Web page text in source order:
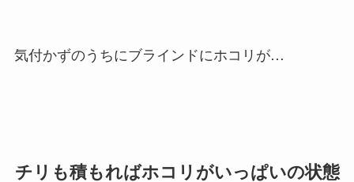
気付かずのうちにブラインドにホコリが…
チリも積もればホコリがいっぱいの状態